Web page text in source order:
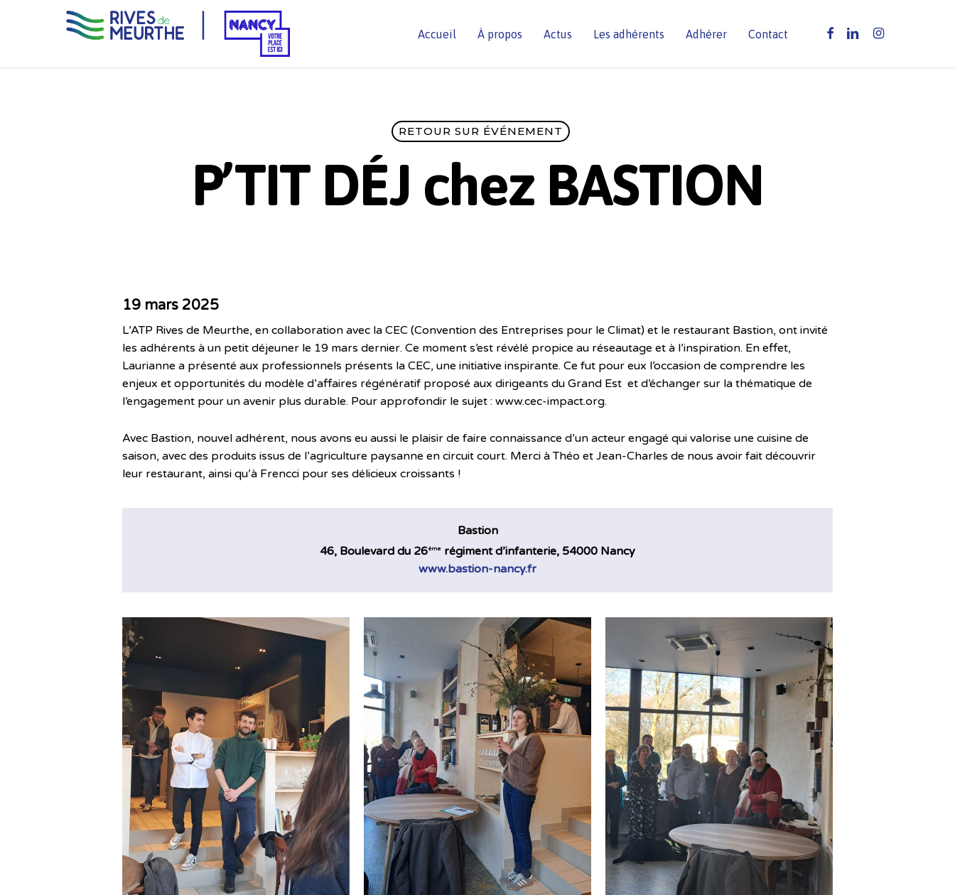
Accueil À propos Actus Les adhérents Adhérer Contact facebooklinkedininstagram
RETOUR SUR ÉVÉNEMENT
P’TIT DÉJ chez BASTION
19 mars 2025
L’ATP Rives de Meurthe, en collaboration avec la CEC (Convention des Entreprises pour le Climat) et le restaurant Bastion, ont invité
les adhérents à un petit déjeuner le 19 mars dernier. Ce moment s’est révélé propice au réseautage et à l’inspiration. En effet,
Laurianne a présenté aux professionnels présents la CEC, une initiative inspirante. Ce fut pour eux l’occasion de comprendre les
enjeux et opportunités du modèle d’affaires régénératif proposé aux dirigeants du Grand Est et d’échanger sur la thématique de
l’engagement pour un avenir plus durable. Pour approfondir le sujet : www.cec-impact.org.
Avec Bastion, nouvel adhérent, nous avons eu aussi le plaisir de faire connaissance d’un acteur engagé qui valorise une cuisine de
saison, avec des produits issus de l’agriculture paysanne en circuit court. Merci à Théo et Jean-Charles de nous avoir fait découvrir
leur restaurant, ainsi qu’à Frencci pour ses délicieux croissants !
Bastion
46, Boulevard du 26ème régiment d’infanterie, 54000 Nancy
www.bastion-nancy.fr